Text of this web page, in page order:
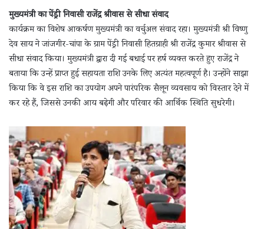
मुख्यमंत्री का पेंड्री निवासी राजेंद्र श्रीवास से सीधा संवाद
कार्यक्रम का विशेष आकर्षण मुख्यमंत्री का वर्चुअल संवाद रहा। मुख्यमंत्री श्री विष्णु
देव साय ने जांजगीर-चांपा के ग्राम पेंड्री निवासी हितग्राही श्री राजेंद्र कुमार श्रीवास से
सीधा संवाद किया। मुख्यमंत्री द्वारा दी गई बधाई पर हर्ष व्यक्त करते हुए राजेंद्र ने
बताया कि उन्हें प्राप्त हुई सहायता राशि उनके लिए अत्यंत महत्वपूर्ण है। उन्होंने साझा
किया कि वे इस राशि का उपयोग अपने पारंपरिक सैलून व्यवसाय को विस्तार देने में
कर रहे हैं, जिससे उनकी आय बढ़ेगी और परिवार की आर्थिक स्थिति सुधरेगी।